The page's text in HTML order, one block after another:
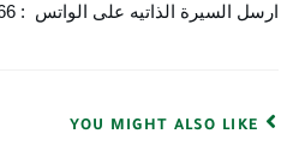
ارسل السيرة الذاتيه على الواتس  : 0563134966
YOU MIGHT ALSO LIKE